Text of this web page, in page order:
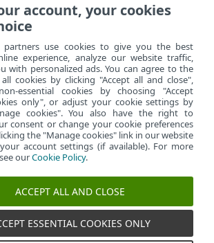
ESET teadmistebaas
ESET-i foorum
Piirkondlik tugi
ESET-i tooted
account, your cookies
use cookies to give you the best
experience, analyze our website traffic,
with personalized ads. You can agree to the
cookies by clicking "Accept all and close",
essential cookies by choosing "Accept
only", or adjust your cookie settings by
cookies". You also have the right to
consent or change your cookie preferences
the "Manage cookies" link in our website
account settings (if available). For more
ourCookie Policy.
ACCEPT ALL AND CLOSE
ESSENTIAL COOKIES ONLY